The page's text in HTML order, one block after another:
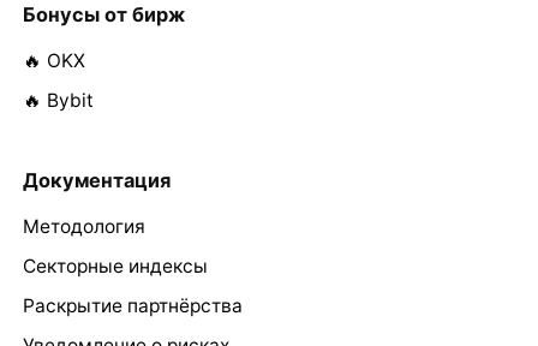
Бонусы от бирж
🔥 OKX
🔥 Bybit
Документация
Методология
Секторные индексы
Раскрытие партнёрства